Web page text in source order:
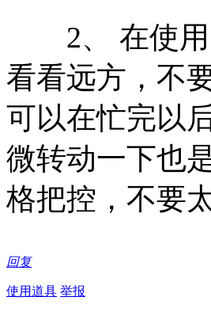
2、 在使用
看看远方，不
可以在忙完以
微转动一下也
格把控，不要
回复
使用道具 举报